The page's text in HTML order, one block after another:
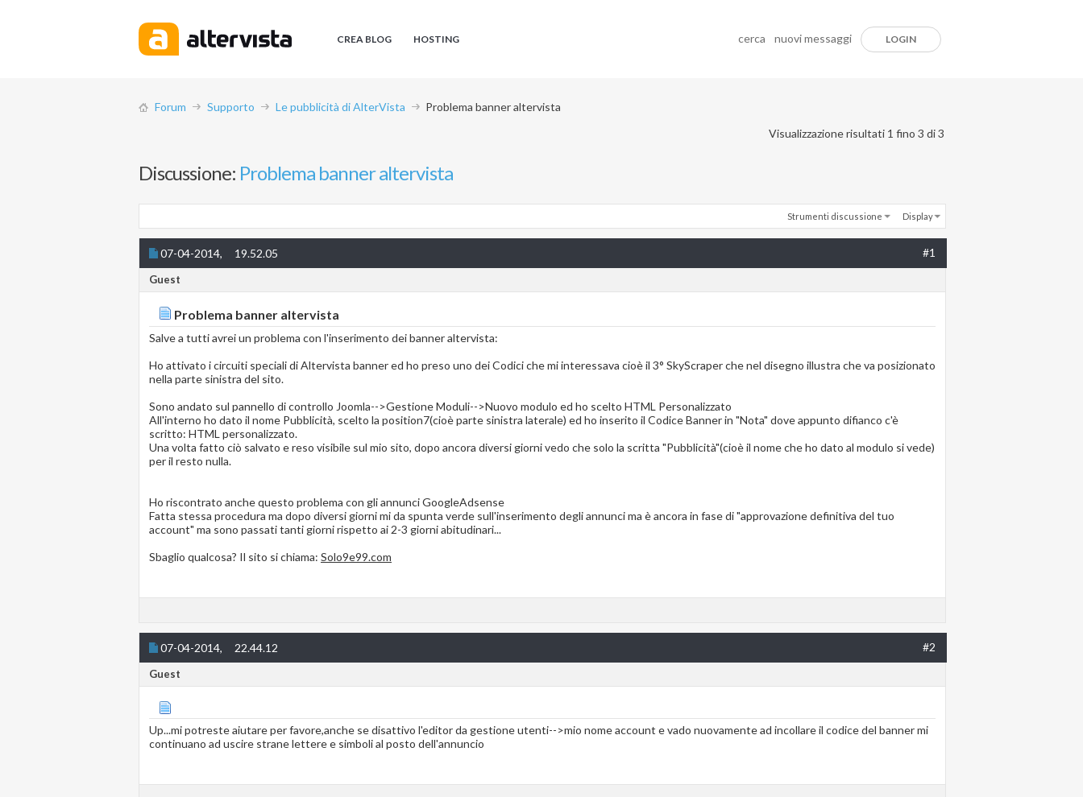
CREA BLOG HOSTING cerca nuovi messaggi LOGIN
Forum Supporto Le pubblicità di AlterVista
Problema banner altervista
Visualizzazione risultati 1 fino 3 di 3
Discussione: Problema banner altervista
Strumenti discussione Display
07-04-2014, 19.52.05 #1
Guest
Problema banner altervista
Salve a tutti avrei un problema con l'inserimento dei banner altervista:
Ho attivato i circuiti speciali di Altervista banner ed ho preso uno dei Codici che mi interessava cioè il 3° SkyScraper che nel disegno illustra che va posizionato
nella parte sinistra del sito.
Sono andato sul pannello di controllo Joomla-->Gestione Moduli-->Nuovo modulo ed ho scelto HTML Personalizzato
All'interno ho dato il nome Pubblicità, scelto la position7(cioè parte sinistra laterale) ed ho inserito il Codice Banner in "Nota" dove appunto difianco c'è
scritto: HTML personalizzato.
Una volta fatto ciò salvato e reso visibile sul mio sito, dopo ancora diversi giorni vedo che solo la scritta "Pubblicità"(cioè il nome che ho dato al modulo si vede)
per il resto nulla.
Ho riscontrato anche questo problema con gli annunci GoogleAdsense
Fatta stessa procedura ma dopo diversi giorni mi da spunta verde sull'inserimento degli annunci ma è ancora in fase di "approvazione definitiva del tuo
account" ma sono passati tanti giorni rispetto ai 2-3 giorni abitudinari...
Sbaglio qualcosa? Il sito si chiama: Solo9e99.com
07-04-2014, 22.44.12 #2
Guest
Up...mi potreste aiutare per favore,anche se disattivo l'editor da gestione utenti-->mio nome account e vado nuovamente ad incollare il codice del banner mi
continuano ad uscire strane lettere e simboli al posto dell'annuncio